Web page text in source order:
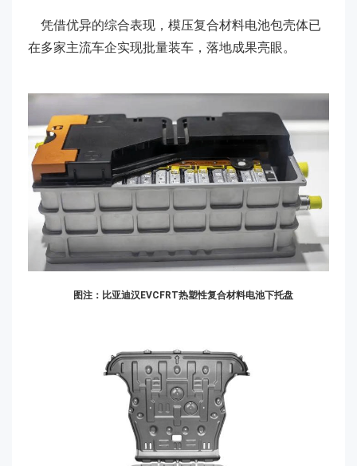
凭借优异的综合表现，模压复合材料电池包壳体已
在多家主流车企实现批量装车，落地成果亮眼。
图注：比亚迪汉EVCFRT热塑性复合材料电池下托盘